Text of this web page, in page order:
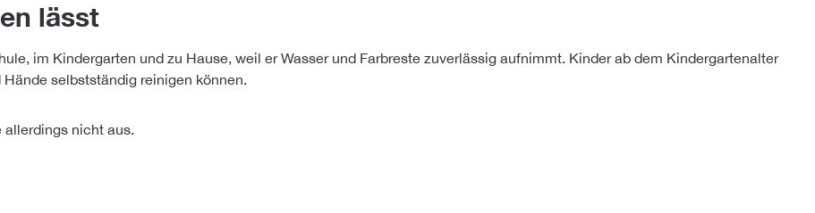
lässt
im Kindergarten und zu Hause, weil er Wasser und Farbreste zuverlässig aufnimmt. Kinder ab dem Kindergartenalter
selbstständig reinigen können.
allerdings nicht aus.